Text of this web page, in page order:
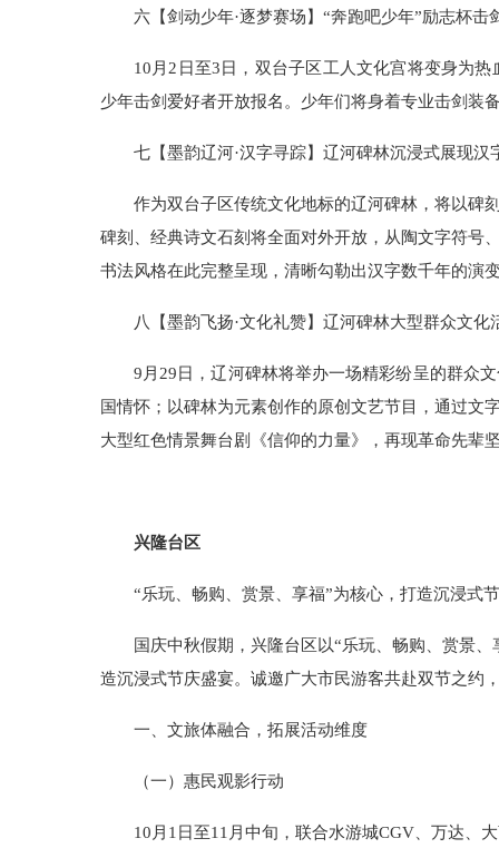
六【剑动少年·逐梦赛场】“奔跑吧少年”励志杯击
10月2日至3日，双台子区工人文化宫将变身为
少年击剑爱好者开放报名。少年们将身着专业击剑装
七【墨韵辽河·汉字寻踪】辽河碑林沉浸式展现汉
作为双台子区传统文化地标的辽河碑林，将以碑
碑刻、经典诗文石刻将全面对外开放，从陶文字符号
书法风格在此完整呈现，清晰勾勒出汉字数千年的演
八【墨韵飞扬·文化礼赞】辽河碑林大型群众文化
9月29日，辽河碑林将举办一场精彩纷呈的群众
国情怀；以碑林为元素创作的原创文艺节目，通过文
大型红色情景舞台剧《信仰的力量》，再现革命先辈
兴隆台区
“乐玩、畅购、赏景、享福”为核心，打造沉浸式
国庆中秋假期，兴隆台区以“乐玩、畅购、赏景
造沉浸式节庆盛宴。诚邀广大市民游客共赴双节之约
一、文旅体融合，拓展活动维度
（一）惠民观影行动
10月1日至11月中旬，联合水游城CGV、万达、